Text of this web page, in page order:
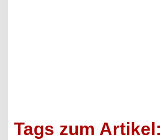
Tags zum Artikel: